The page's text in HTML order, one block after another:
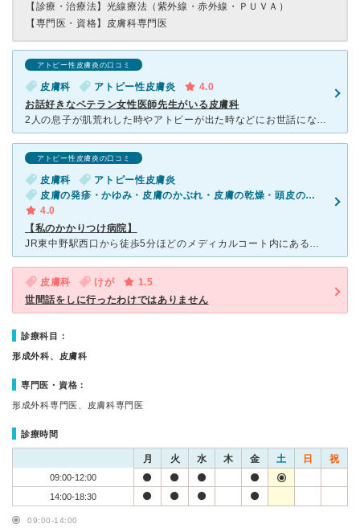
【診療・治療法】 光線療法（紫外線・赤外線・ＰＵＶＡ）
【専門医・資格】 皮膚科専門医
アトピー性皮膚炎の口コミ
皮膚科 アトピー性皮膚炎
4.0
お話好きなベテラン女性医師先生がいる皮膚科
2人の息子が肌荒れした時やアトピーが出た時などにお世話になっている皮膚科です。とても話好きなベテランの女性医師と、娘さん？なのか若い先生が日替わりで診てくださいます。タイプはそれぞれ違いますが私は個人
アトピー性皮膚炎の口コミ
皮膚科
アトピー性皮膚炎
皮膚の発疹・かゆみ・皮膚のかぶれ・皮膚の乾燥・頭皮の荒れ・かゆみ
4.0
【私のかかりつけ病院】
JR東中野駅西口から徒歩5分ほどのメディカルコート内にある皮膚科です。 女性医師が3名在籍しています。 長年利用させていただいていて院長の高田先生とは長い付き合いもあってか、いつもとても親身に話を
皮膚科 けが
1.5
世間話をしに行ったわけではありません
診療科目：
形成外科、皮膚科
専門医・資格：
形成外科専門医、皮膚科専門医
診療時間
月 火 水 木 金 土 日 祝
09:00-12:00
14:00-18:30
09:00-14:00